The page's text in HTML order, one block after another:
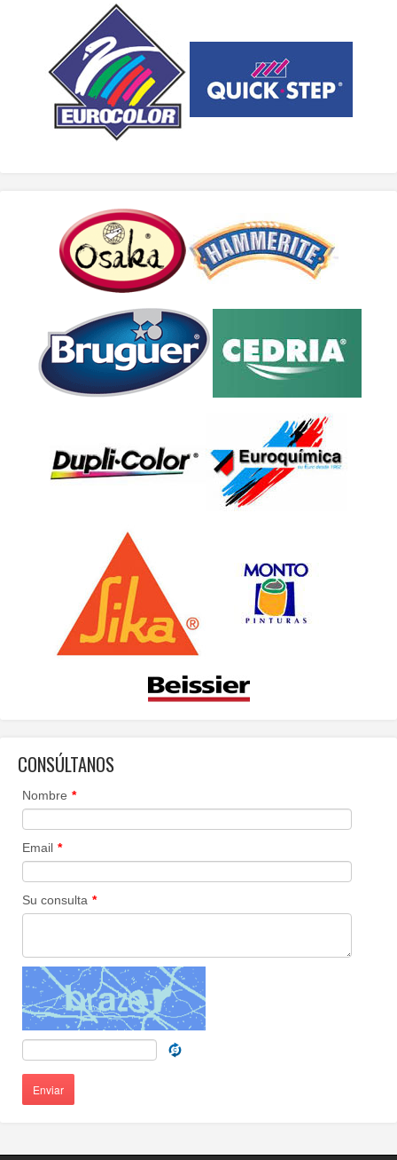
CONSÚLTANOS
Nombre *
Email *
Su consulta *
Enviar